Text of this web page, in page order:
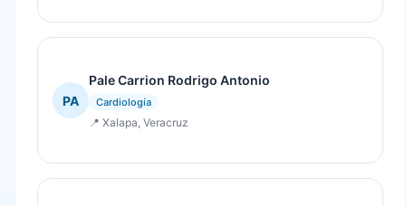
PA
Pale Carrion Rodrigo Antonio
Cardiología
📍 Xalapa, Veracruz